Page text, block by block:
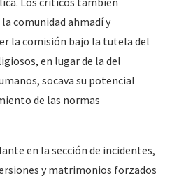
comunidad ahmadí y
la comisión bajo la tutela del
en lugar de la del
socava su potencial
de las normas
en la sección de incidentes,
y matrimonios forzados